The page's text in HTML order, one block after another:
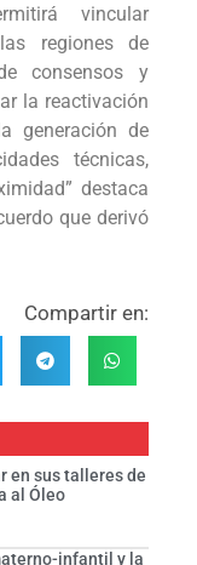
vincular
regiones de
consensos y
la reactivación
generación de
técnicas,
destaca
que derivó
Compartir en:
en sus talleres de
al Óleo
infantil y la